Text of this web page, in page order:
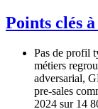
Points clés
Pas de profil
métiers
adversarial,
pre-sales
2024 sur 14